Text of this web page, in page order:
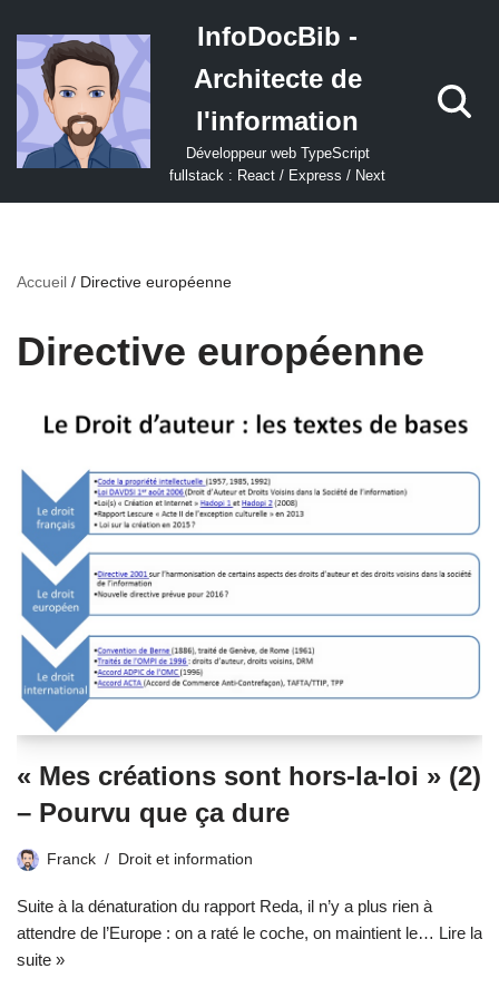
Aller
au
contenu
InfoDocBib -
Architecte de
l'information
Développeur web TypeScript
fullstack : React / Express / Next
Accueil / Directive européenne
Directive européenne
« Mes créations sont hors-la-loi » (2)
– Pourvu que ça dure
Franck Droit et information
Suite à la dénaturation du rapport Reda, il n’y a plus rien à
attendre de l’Europe : on a raté le coche, on maintient le… Lire la
suite »